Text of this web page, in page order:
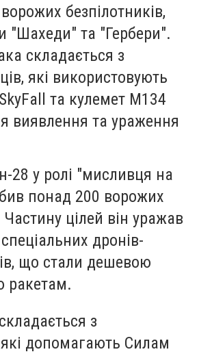
безпілотників,
"Шахеди" та "Гербери".
складається з
які використовують
SkyFall та кулемет M134
виявлення та ураження
28 у ролі "мисливця на
понад 200 ворожих
Частину цілей він уражав
дронів-
що стали дешевою
ракетам.
з
допомагають Силам